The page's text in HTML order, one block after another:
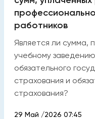
работников
Является ли сумма,
учебному
обязательного
страхования и
страхования?
29 Май /2026 07:45